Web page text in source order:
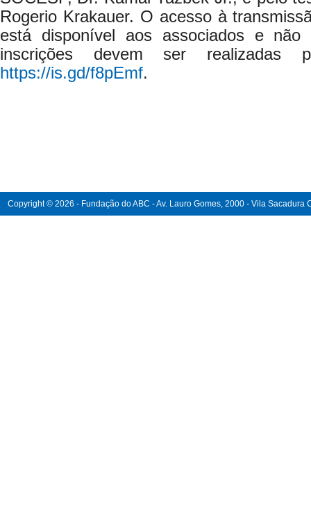
Rogerio Krakauer. O acesso à
está disponível aos associados e
inscrições devem ser realizadas
https://is.gd/f8pEmf.
Copyright © 2026 - Fundação do ABC - Av. Lauro Gomes, 2000 - Vila